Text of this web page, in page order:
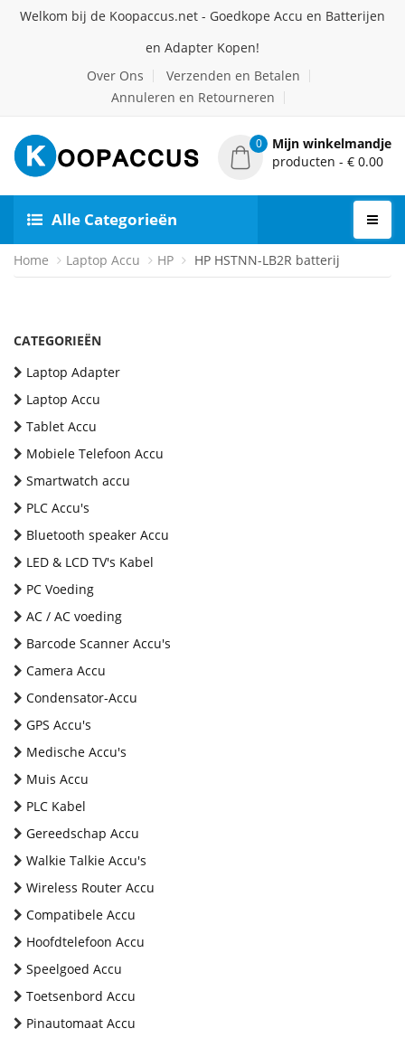
Welkom bij de Koopaccus.net - Goedkope Accu en Batterijen
en Adapter Kopen!
Over Ons
Verzenden en Betalen
Annuleren en Retourneren
0
Mijn winkelmandje
producten - € 0.00
Alle Categorieën
Home Laptop Accu HP HP HSTNN-LB2R batterij
CATEGORIEËN
Laptop Adapter
Laptop Accu
Tablet Accu
Mobiele Telefoon Accu
Smartwatch accu
PLC Accu's
Bluetooth speaker Accu
LED & LCD TV's Kabel
PC Voeding
AC / AC voeding
Barcode Scanner Accu's
Camera Accu
Condensator-Accu
GPS Accu's
Medische Accu's
Muis Accu
PLC Kabel
Gereedschap Accu
Walkie Talkie Accu's
Wireless Router Accu
Compatibele Accu
Hoofdtelefoon Accu
Speelgoed Accu
Toetsenbord Accu
Pinautomaat Accu